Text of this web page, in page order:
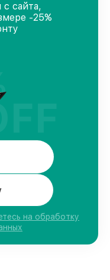
с сайта,
-25%
на обработку